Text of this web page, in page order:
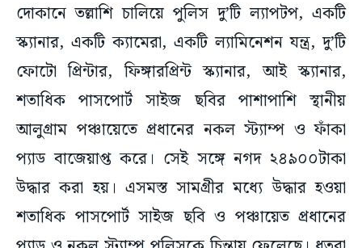
দোকানে তল্লাশি চালিয়ে পুলিস দু’টি ল্যাপটপ, একটি
স্ক্যানার, একটি ক্যামেরা, একটি ল্যামিনেশন যন্ত্র, দু’টি
ফোটো প্রিন্টার, ফিঙ্গারপ্রিন্ট স্ক্যানার, আই স্ক্যানার,
শতাধিক পাসপোর্ট সাইজ ছবির পাশাপাশি স্থানীয়
আলুগ্রাম পঞ্চায়েতে প্রধানের নকল স্ট্যাম্প ও ফাঁকা
প্যাড বাজেয়াপ্ত করে। সেই সঙ্গে নগদ ২৪৯০০টাকা
উদ্ধার করা হয়। এসমস্ত সামগ্রীর মধ্যে উদ্ধার হওয়া
শতাধিক পাসপোর্ট সাইজ ছবি ও পঞ্চায়েত প্রধানের